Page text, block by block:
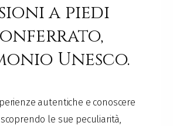
a piedi
Unesco.
autentiche e conoscere
le sue peculiarità,